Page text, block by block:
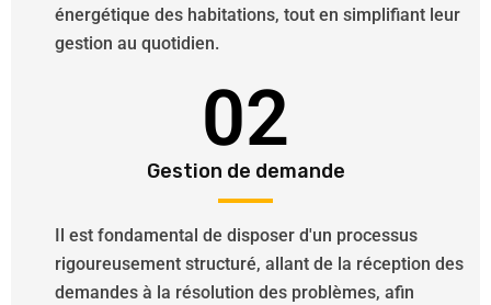
énergétique des habitations, tout en simplifiant leur
gestion au quotidien.
02
Gestion de demande
Il est fondamental de disposer d'un processus
rigoureusement structuré, allant de la réception des
demandes à la résolution des problèmes, afin